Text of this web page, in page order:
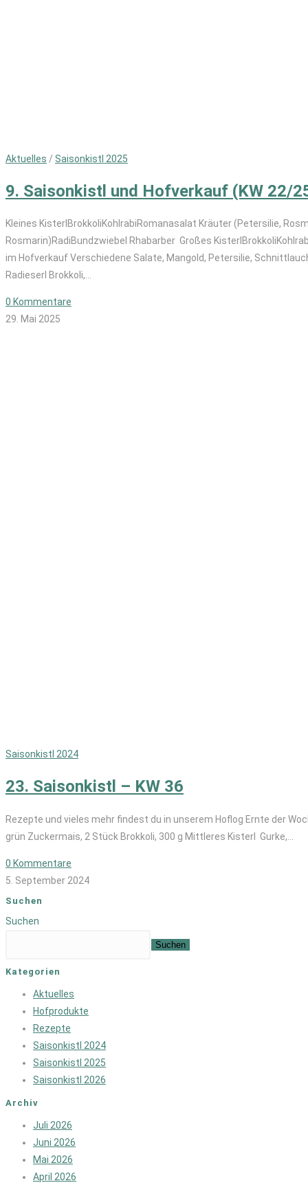
Aktuelles / Saisonkistl 2025
9. Saisonkistl und Hofverkauf (KW 22/
Kleines KisterlBrokkoliKohlrabiRomanasalat Kräuter (Petersilie,
Rosmarin)RadiBundzwiebel Rhabarber Großes
im Hofverkauf Verschiedene Salate, Mangold, Petersilie,
Radieserl Brokkoli,…
0 Kommentare
29. Mai 2025
Saisonkistl 2024
23. Saisonkistl – KW 36
Rezepte und vieles mehr findest du in unserem Hoflog Ernte der
grün Zuckermais, 2 Stück Brokkoli, 300 g Mittleres Kisterl Gurke,…
0 Kommentare
5. September 2024
Suchen
Suchen
Suchen
Kategorien
Aktuelles
Hofprodukte
Rezepte
Saisonkistl 2024
Saisonkistl 2025
Saisonkistl 2026
Archiv
Juli 2026
Juni 2026
Mai 2026
April 2026